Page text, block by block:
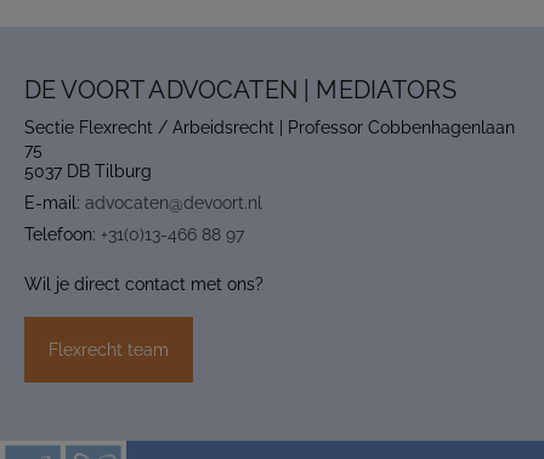
DE VOORT ADVOCATEN | MEDIATORS
Sectie Flexrecht / Arbeidsrecht | Professor Cobbenhagenlaan
75
5037 DB Tilburg
E-mail: advocaten@devoort.nl
Telefoon: +31(0)13-466 88 97
Wil je direct contact met ons?
Flexrecht team